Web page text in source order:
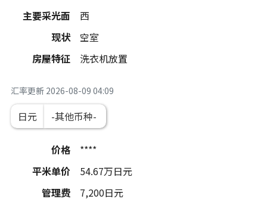
主要采光面
西
现状
空室
房屋特征
洗衣机放置
汇率更新 2026-08-09 04:09
日元
价格
****
平米单价
54.67万日元
管理费
7,200日元